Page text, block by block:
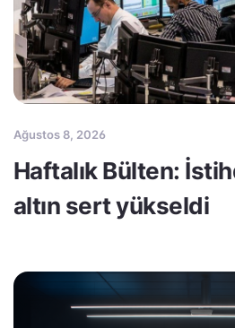
Ağustos 8, 2026
Haftalık Bülten:
altın sert yükseldi